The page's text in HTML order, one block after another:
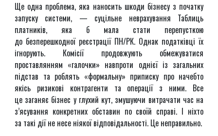
Ще одна проблема, яка наносить шкоди бізнесу з початку
запуску системи, — суцільне неврахування Таблиць
платників, яка б мала стати перепусткою
до безперешкодної реєстрації ПН/РК. Однак податківці їх
ігнорують. Комісії продовжують обмежуватися
проставлянням «галочки» навпроти однієї із загальних
підстав та роблять «формальну» приписку про начебто
якісь ризикові контрагенти та операції з ними. Все
це заганяє бізнес у глухий кут, змушуючи витрачати час на
з’ясування конкретних обставин по своїй справі. І ніхто
за такі дії не несе ніякої відповідальності. Це неправильно.